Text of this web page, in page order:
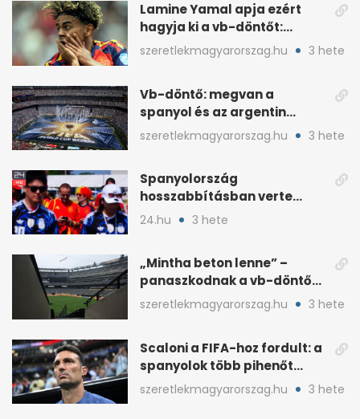
Lamine Yamal apja ezért
hagyja ki a vb-döntőt:
otthonról szurkol
szeretlekmagyarorszag.hu 3 hete
Vb-döntő: megvan a
spanyol és az argentin
kezdő, Montiel bekerült
szeretlekmagyarorszag.hu 3 hete
Spanyolország
hosszabbításban verte
Argentínát: Ferran Torres
24.hu 3 hete
„Mintha beton lenne” –
panaszkodnak a vb-döntő
MetLife-pályájára
szeretlekmagyarorszag.hu 3 hete
Scaloni a FIFA-hoz fordult: a
spanyolok több pihenőt
kaptak a vb-döntőre
szeretlekmagyarorszag.hu 3 hete